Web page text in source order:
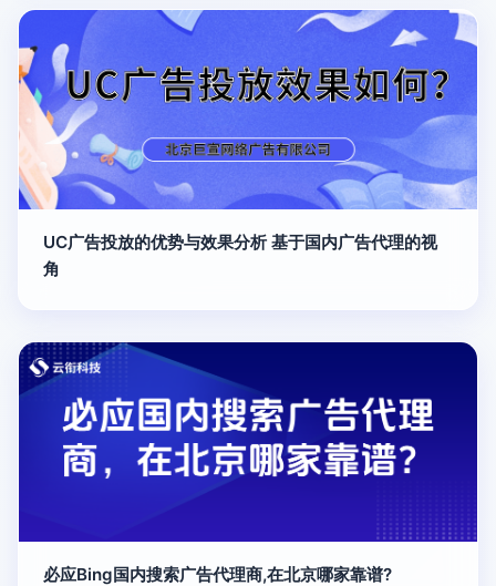
UC广告投放的优势与效果分析 基于国内广告代理的视
角
必应Bing国内搜索广告代理商,在北京哪家靠谱?